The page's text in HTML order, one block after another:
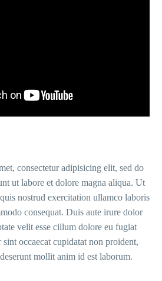
consectetur adipisicing elit, sed do
ut labore et dolore magna aliqua. Ut
nostrud exercitation ullamco laboris
consequat. Duis aute irure dolor
velit esse cillum dolore eu fugiat
occaecat cupidatat non proident,
mollit anim id est laborum.